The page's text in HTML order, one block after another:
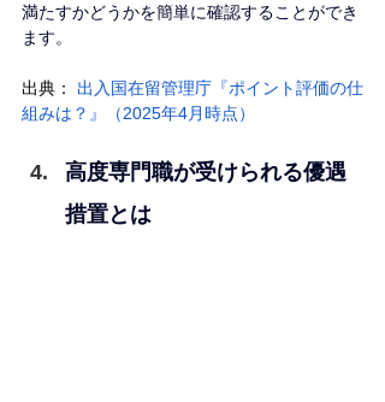
満たすかどうかを簡単に確認することができ
ます。
出典：
出入国在留管理庁『ポイント評価の仕
組みは？』（2025年4月時点）
高度専門職が受けられる優遇
措置とは